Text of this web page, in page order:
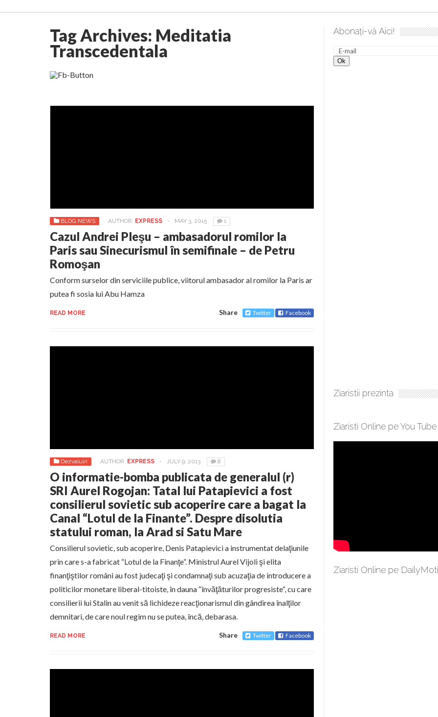
Tag Archives: Meditatia
Transcedentala
BLOG NEWS AUTHOR: EXPRESS - MAY 3, 2015 1
Cazul Andrei Pleşu – ambasadorul romilor la
Paris sau Sinecurismul în semifinale – de Petru
Romoşan
Conform surselor din serviciile publice, viitorul ambasador al romilor la Paris ar
putea fi sosia lui Abu Hamza
READ MORE Share Twitter Facebook
Dezvaluiri AUTHOR: EXPRESS - JULY 9, 2013 8
O informatie-bomba publicata de generalul (r)
SRI Aurel Rogojan: Tatal lui Patapievici a fost
consilierul sovietic sub acoperire care a bagat la
Canal “Lotul de la Finante”. Despre disolutia
statului roman, la Arad si Satu Mare
Consilierul sovietic, sub acoperire, Denis Patapievici a instrumentat delaţiunile
prin care s-a fabricat “Lotul de la Finanţe”. Ministrul Aurel Vijoli şi elita
finanţiştilor români au fost judecaţi şi condamnaţi sub acuzaţia de introducere a
politicilor monetare liberal-titoiste, în dauna “învăţăturilor progresiste“, cu care
consilierii lui Stalin au venit să lichideze reacţionarismul din gândirea înalţilor
demnitari, de care noul regim nu se putea, încă, debarasa.
READ MORE Share Twitter Facebook
Abonați-vă Aici!
Ziaristii prezinta
Ziaristi Online pe You Tube
Ziaristi Online pe